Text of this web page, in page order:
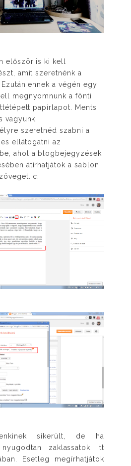
először is ki kell
amit szeretnénk a
ennek a végén egy
megnyomnunk a fönti
papírlapot. Ments
vagyunk.
szeretnéd szabni a
ellátogatni az
ahol a blogbejegyzések
átírhatjátok a sablon
c:
sikerült, de ha
zaklassatok itt
Esetleg megírhatjátok